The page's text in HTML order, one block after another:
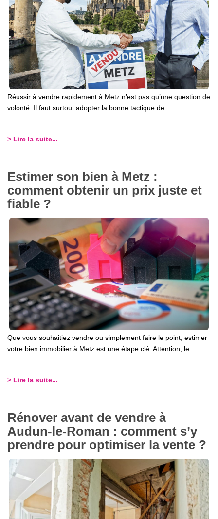
Réussir à vendre rapidement à Metz n’est pas qu’une question de
volonté. Il faut surtout adopter la bonne tactique de...
> Lire la suite...
Estimer son bien à Metz :
comment obtenir un prix juste et
fiable ?
Que vous souhaitiez vendre ou simplement faire le point, estimer
votre bien immobilier à Metz est une étape clé. Attention, le...
> Lire la suite...
Rénover avant de vendre à
Audun-le-Roman : comment s’y
prendre pour optimiser la vente ?